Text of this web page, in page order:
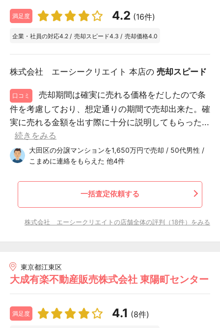
満足度 4.2 (16件)
企業・社員の対応4.2 / 売却スピード4.3 / 売却価格4.0
株式会社 エーシークリエイト 本店の 売却スピード
口コミ
売却期間は確実に売れる価格をだしたので条
件を考慮しており、想定通りの期間で売却出来た。確
実に売れる金額を出す際に十分に説明してもらった...
続きをみる
大田区の分譲マンションを1,650万円で売却 / 50代男性 /
こまめに連絡をもらえた 他4件
一括査定依頼する
株式会社 エーシークリエイトの店舗全体の評判（18件）をみる
東京都江東区
大成有楽不動産販売株式会社 東陽町センター
満足度 4.1 (8件)